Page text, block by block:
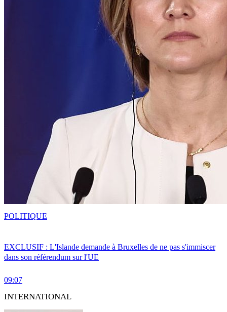
EXCLUSIF : L'Islande demande à Bruxelles de ne pas s'immiscer
dans son référendum sur l'UE
09:07
POLITIQUE
INTERNATIONAL